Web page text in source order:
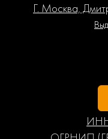
Г. Москва,